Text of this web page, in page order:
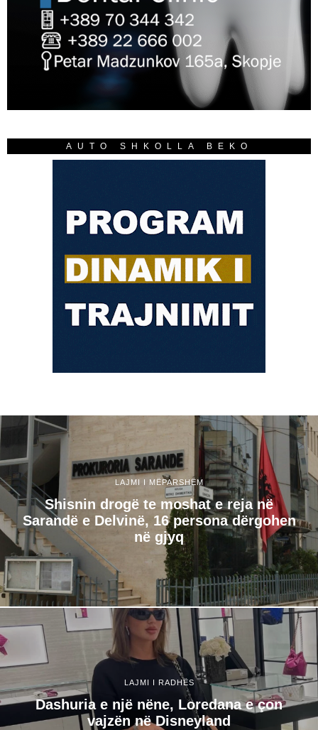
AUTO SHKOLLA BEKO
LAJMI I MËPARSHËM
Shisnin drogë te moshat e reja në
Sarandë e Delvinë, 16 persona dërgohen
në gjyq
LAJMI I RADHËS
Dashuria e një nëne, Loredana e çon
vajzën në Disneyland